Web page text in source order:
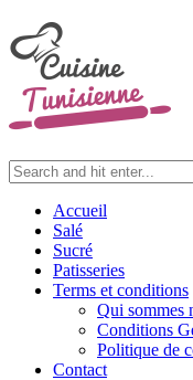
Accueil
Salé
Sucré
Patisseries
Terms et conditions
Qui sommes
Conditions
Politique de
Contact